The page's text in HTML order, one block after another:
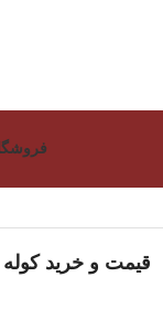
قیمت و خرید